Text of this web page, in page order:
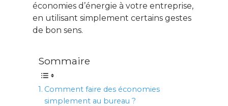
économies d’énergie à votre entreprise,
en utilisant simplement certains gestes
de bon sens.
Sommaire
Comment faire des économies
simplement au bureau ?